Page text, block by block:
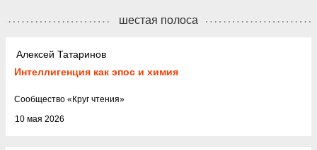
шестая полоса
Алексей Татаринов
Интеллигенция как эпос и химия
10 мая 2026
Cообщество «Круг чтения»